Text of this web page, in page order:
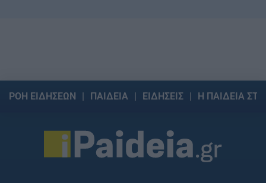
ΡΟΗ ΕΙΔΗΣΕΩΝ ΠΑΙΔΕΙΑ ΕΙΔΗΣΕΙΣ Η ΠΑΙΔΕΙΑ